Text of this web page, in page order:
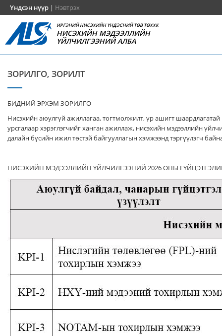
Үндсэн нүүр | Нэвтрэх
ИРГЭНИЙ НИСЭХИЙН ҮНДЭСНИЙ ТӨВ ТӨХХК
НИСЭХИЙН МЭДЭЭЛЛИЙН
ҮЙЛЧИЛГЭЭНИЙ АЛБА
ЗОРИЛГО, ЗОРИЛТ
БИДНИЙ ЭРХЭМ ЗОРИЛГО
Нисэхийн аюулгүй ажиллагаа, тогтмолжилт, үр ашигт шаардлагатай
урсгалаар хэрэглэгчийг ханган ажиллаж, нисэхийн мэдээллийн
далайн бүсийн ижил төстэй байгууллагын хэмжээнд тэргүүлэгч
НИСЭХИЙН МЭДЭЭЛЛИЙН ҮЙЛЧИЛГЭЭНИЙ 2026 ОНЫ